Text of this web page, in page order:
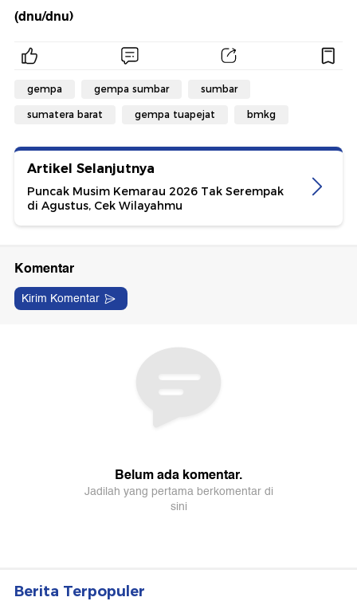
(dnu/dnu)
gempa gempa sumbar sumbar
sumatera barat gempa tuapejat bmkg
Artikel Selanjutnya
Puncak Musim Kemarau 2026 Tak Serempak
di Agustus, Cek Wilayahmu
Berita Terpopuler